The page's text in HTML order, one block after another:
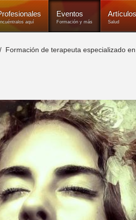
aquí
Eventos
Formación y más
Artículos
Salud
Formación de terapeuta especializado